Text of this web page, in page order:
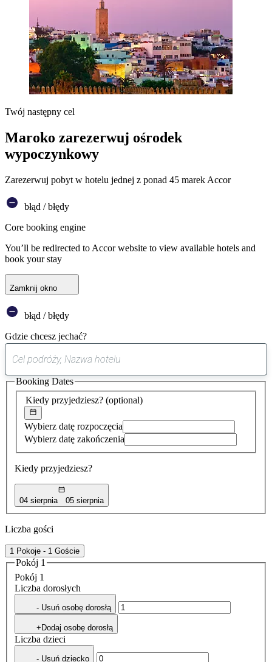
Twój następny cel
Maroko zarezerwuj ośrodek
wypoczynkowy
Zarezerwuj pobyt w hotelu jednej z ponad 45 marek Accor
błąd / błędy
Core booking engine
You’ll be redirected to Accor website to view available hotels and
book your stay
Zamknij okno
błąd / błędy
Gdzie chcesz jechać?
sugestia
została
znaleziona
Kiedy przyjedziesz? (optional)
Wybierz datę rozpoczęcia
Wybierz datę zakończenia
Kiedy przyjedziesz?
04 sierpnia 05 sierpnia
Booking Dates
Liczba gości
1 Pokoje - 1 Goście
Pokój 1
Pokój 1
Liczba dorosłych
- Usuń osobę dorosłą
+Dodaj osobę dorosłą
Liczba dzieci
- Usuń dziecko